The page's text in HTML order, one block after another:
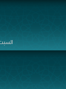
السبت ٢٢ صفر ١٤٤٨ هـ |